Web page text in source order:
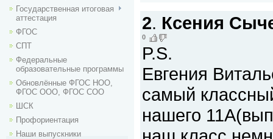
Государственная итоговая
аттестация
ФГОС
СПТ
Федеральные
образовательные программы
Обновлённые ФГОС НОО,
ФГОС ООО, ФГОС СОО
ШСК
Профориентация
Наши выпускники
2. Ксения
0
P.S.
Евгения
самый
нашего